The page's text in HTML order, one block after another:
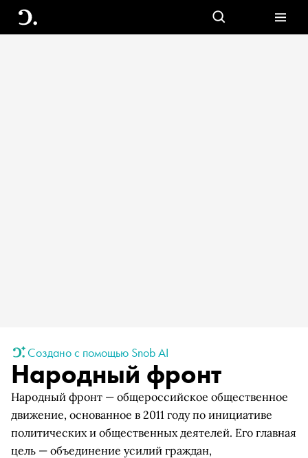
Создано с помощью Snob AI
Народный фронт
Народный фронт — общероссийское общественное
движение, основанное в 2011 году по инициативе
политических и общественных деятелей. Его главная
цель — объединение усилий граждан,